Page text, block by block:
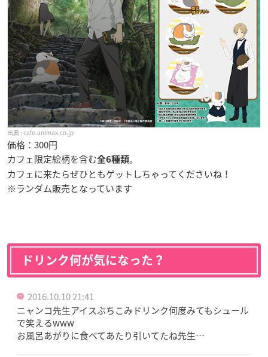
cafe.animax.co.jp
価格：300円
カフェ限定絵柄を含む全6種類。
カフェに来たらぜひともゲットしちゃってくださいね！
※ランダム販売となっています
ドリンク何が気になった？
2016.10.10 21:41
ニャンコ先生アイスぶちこみドリンク何度みてもシュール
で笑えるwww
お風呂あがりに食べてあたり引いてたね先生…